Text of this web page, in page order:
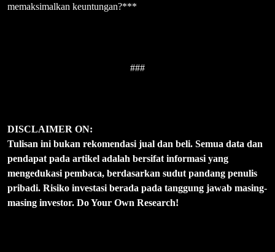
memaksimalkan keuntungan?***
###
DISCLAIMER ON:
Tulisan ini bukan rekomendasi jual dan beli. Semua data dan
pendapat pada artikel adalah bersifat informasi yang
mengedukasi pembaca, berdasarkan sudut pandang penulis
pribadi. Risiko investasi berada pada tanggung jawab masing-
masing investor. Do Your Own Research!